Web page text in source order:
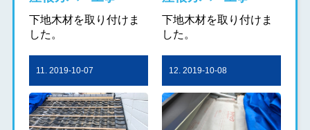
下地木材を取り付けま
した。
下地木材を取り付けま
した。
11. 2019-10-07 12. 2019-10-08